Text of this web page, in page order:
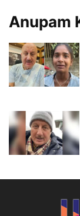
Anupam